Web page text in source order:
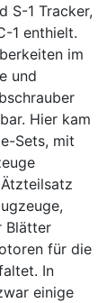
S-1 Tracker,
1 enthielt.
im
und
Hier kam
Sets, mit
Blätter
für die
In
einige